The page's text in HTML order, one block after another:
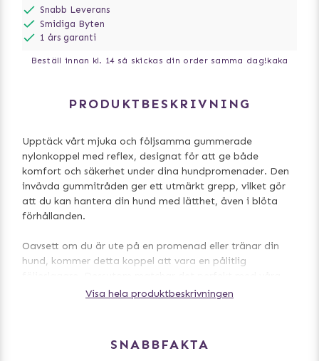
Snabb Leverans
Smidiga Byten
1 års garanti
Beställ innan kl. 14 så skickas din order samma dag!kaka
PRODUKTBESKRIVNING
Upptäck vårt mjuka och följsamma gummerade
nylonkoppel med reflex, designat för att ge både
komfort och säkerhet under dina hundpromenader. Den
invävda gummitråden ger ett utmärkt grepp, vilket gör
att du kan hantera din hund med lätthet, även i blöta
förhållanden.
Oavsett om du är ute på en promenad eller tränar din
hund, kommer detta koppel att vara en pålitlig
övriga produkter i Iris-serien, vilket gör det enkelt att
Mått: 20 mm x 1.8 m
Visa hela produktbeskrivningen
SNABBFAKTA